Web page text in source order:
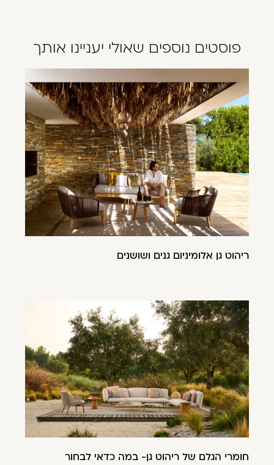
פוסטים נוספים שאולי יעניינו אותך
ריהוט גן אלומיניום גנים ושושנים
חומרי הגלם של ריהוט גן- במה כדאי לבחור